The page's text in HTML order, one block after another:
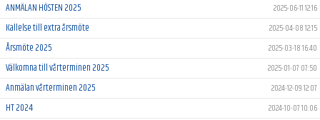
ANMÄLAN HÖSTEN 2025 2025-06-11 12:16
Kallelse till extra årsmöte 2025-04-08 12:15
Årsmöte 2025 2025-03-18 16:40
Välkomna till vårterminen 2025 2025-01-07 07:50
Anmälan vårterminen 2025 2024-12-09 12:07
HT 2024 2024-10-07 10:06